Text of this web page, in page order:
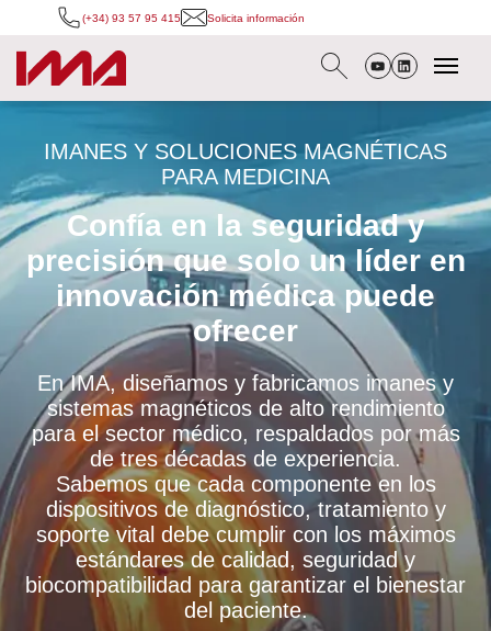
(+34) 93 57 95 415 Solicita información
IMANES Y SOLUCIONES MAGNÉTICAS
PARA MEDICINA
Confía en la seguridad y
precisión que solo un líder en
innovación médica puede
ofrecer
En IMA, diseñamos y fabricamos imanes y
sistemas magnéticos de alto rendimiento
para el sector médico, respaldados por más
de tres décadas de experiencia.
Sabemos que cada componente en los
dispositivos de diagnóstico, tratamiento y
soporte vital debe cumplir con los máximos
estándares de calidad, seguridad y
biocompatibilidad para garantizar el bienestar
del paciente.